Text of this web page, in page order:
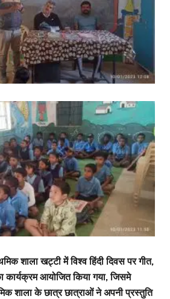
शाला खट्टी में विश्व हिंदी दिवस पर गीत,
कार्यक्रम आयोजित किया गया, जिसमे
शाला के छात्र छात्राओं ने अपनी प्रस्तुति